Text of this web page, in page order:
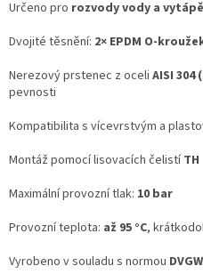
Určeno pro rozvody vody a
Dvojité těsnění: 2× EPDM O-
Nerezový prstenec z oceli AISI 304
pevnosti
Kompatibilita s vícevrstvým a
Montáž pomocí lisovacích čelistíTH
Maximální provozní tlak: 10 bar
Provozní teplota: až 95 °C,
Vyrobeno v souladu s normou